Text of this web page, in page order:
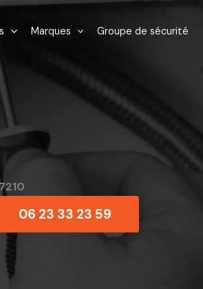
Marques Groupe de sécurité
06 23 33 23 59